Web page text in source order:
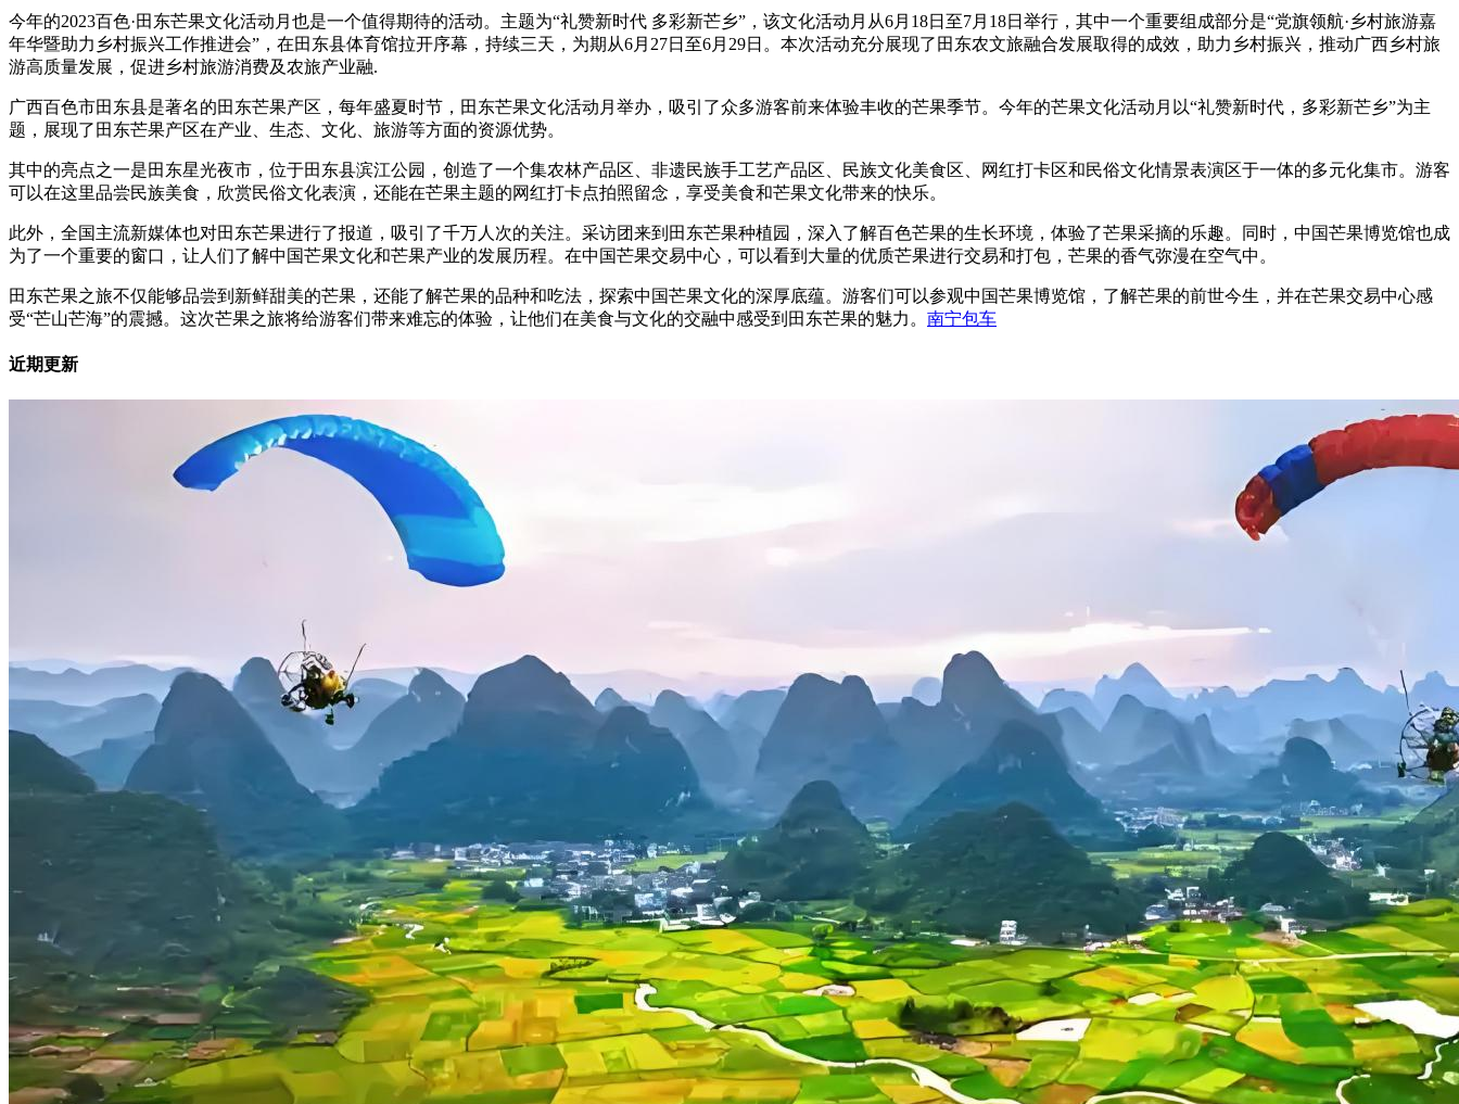
今年的2023百色·田东芒果文化活动月也是一个值得期待的活动。主题为“礼赞新时代 多彩新芒乡”，该文化活动月从6月18日至7月18日举行，其中一个重要组成部分是“党旗领航·乡村旅游嘉
年华暨助力乡村振兴工作推进会”，在田东县体育馆拉开序幕，持续三天，为期从6月27日至6月29日。本次活动充分展现了田东农文旅融合发展取得的成效，助力乡村振兴，推动广西乡村旅
游高质量发展，促进乡村旅游消费及农旅产业融.
广西百色市田东县是著名的田东芒果产区，每年盛夏时节，田东芒果文化活动月举办，吸引了众多游客前来体验丰收的芒果季节。今年的芒果文化活动月以“礼赞新时代，多彩新芒乡”为主
题，展现了田东芒果产区在产业、生态、文化、旅游等方面的资源优势。
其中的亮点之一是田东星光夜市，位于田东县滨江公园，创造了一个集农林产品区、非遗民族手工艺产品区、民族文化美食区、网红打卡区和民俗文化情景表演区于一体的多元化集市。游客
可以在这里品尝民族美食，欣赏民俗文化表演，还能在芒果主题的网红打卡点拍照留念，享受美食和芒果文化带来的快乐。
此外，全国主流新媒体也对田东芒果进行了报道，吸引了千万人次的关注。采访团来到田东芒果种植园，深入了解百色芒果的生长环境，体验了芒果采摘的乐趣。同时，中国芒果博览馆也成
为了一个重要的窗口，让人们了解中国芒果文化和芒果产业的发展历程。在中国芒果交易中心，可以看到大量的优质芒果进行交易和打包，芒果的香气弥漫在空气中。
田东芒果之旅不仅能够品尝到新鲜甜美的芒果，还能了解芒果的品种和吃法，探索中国芒果文化的深厚底蕴。游客们可以参观中国芒果博览馆，了解芒果的前世今生，并在芒果交易中心感
受“芒山芒海”的震撼。这次芒果之旅将给游客们带来难忘的体验，让他们在美食与文化的交融中感受到田东芒果的魅力。 南宁包车
近期更新